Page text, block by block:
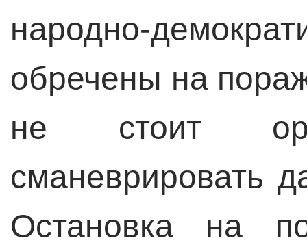
народно-
обречены на
не стоит
сманеврировать
Остановка на